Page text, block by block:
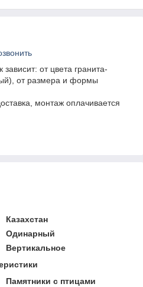
от цвета гранита-
от размера и формы
монтаж оплачивается
Казахстан
Одинарный
Вертикальное
Памятники с птицами